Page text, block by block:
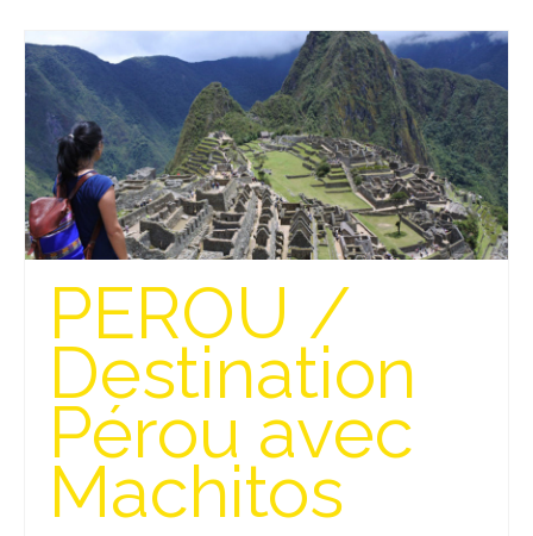
PEROU /
Destination
Pérou avec
Machitos